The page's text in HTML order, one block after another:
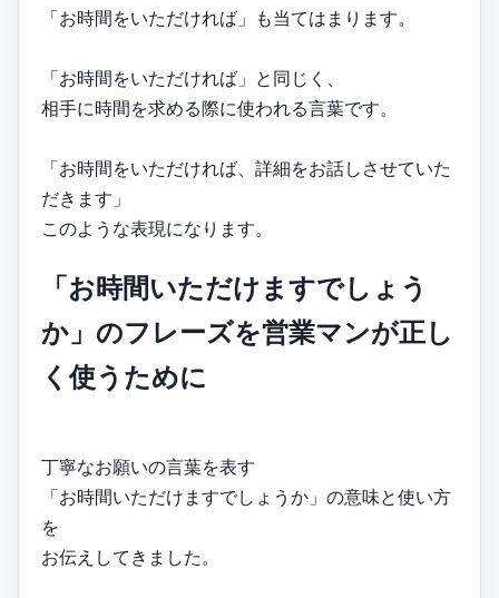
「お時間をいただければ」も当てはまります。
「お時間をいただければ」と同じく、
相手に時間を求める際に使われる言葉です。
「お時間をいただければ、詳細をお話しさせていた
だきます」
このような表現になります。
「お時間いただけますでしょう
か」のフレーズを営業マンが正し
く使うために
丁寧なお願いの言葉を表す
「お時間いただけますでしょうか」の意味と使い方
を
お伝えしてきました。